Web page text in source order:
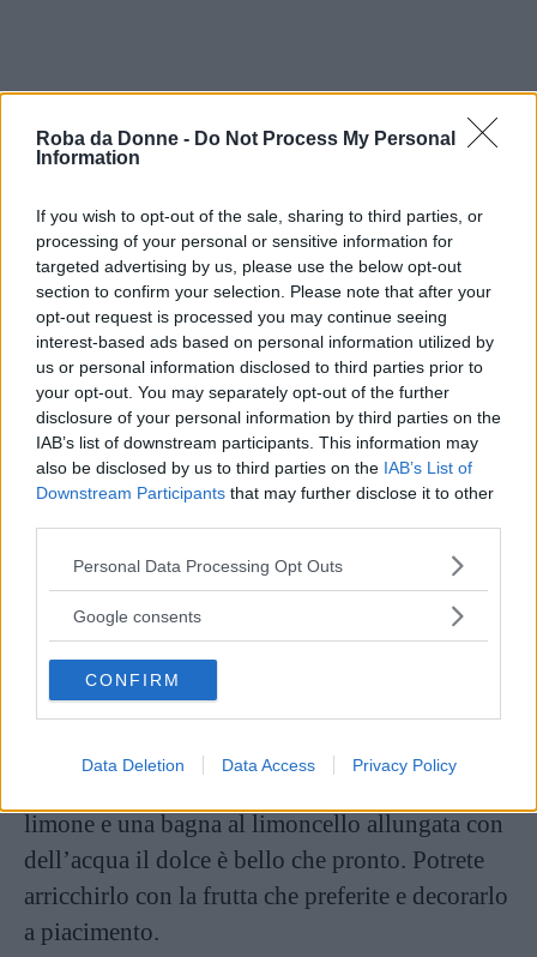
Roba da Donne - Do Not Process My Personal
Information
If you wish to opt-out of the sale, sharing to third parties, or
processing of your personal or sensitive information for
targeted advertising by us, please use the below opt-out
section to confirm your selection. Please note that after your
opt-out request is processed you may continue seeing
interest-based ads based on personal information utilized by
us or personal information disclosed to third parties prior to
your opt-out. You may separately opt-out of the further
disclosure of your personal information by third parties on the
IAB’s list of downstream participants. This information may
also be disclosed by us to third parties on the IAB’s List of
Downstream Participants that may further disclose it to other
Please note that this website/app uses one or more Google
not limited to your visit or usage behaviour. You may click to
use your data for below specified purposes in below Google
consent section.
Personal Data Processing Opt Outs
Google consents
CONFIRM
Data Deletion Data Access Privacy Policy
Varianti
Zuppa inglese al limoncello
limone e una bagna al limoncello allungata con
dell’acqua il dolce è bello che pronto. Potrete
arricchirlo con la frutta che preferite e decorarlo
a piacimento.